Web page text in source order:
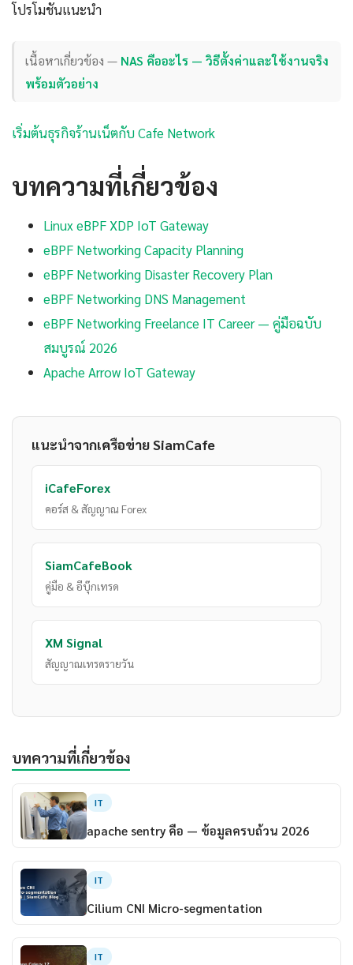
โปรโมชันแนะนำ
เนื้อหาเกี่ยวข้อง — NAS คืออะไร — วิธีตั้งค่าและใช้งานจริง
พร้อมตัวอย่าง
เริ่มต้นธุรกิจร้านเน็ตกับ Cafe Network
บทความที่เกี่ยวข้อง
Linux eBPF XDP IoT Gateway
eBPF Networking Capacity Planning
eBPF Networking Disaster Recovery Plan
eBPF Networking DNS Management
eBPF Networking Freelance IT Career — คู่มือฉบับ
สมบูรณ์ 2026
Apache Arrow IoT Gateway
แนะนำจากเครือข่าย SiamCafe
iCafeForex
คอร์ส & สัญญาณ Forex
SiamCafeBook
คู่มือ & อีบุ๊กเทรด
XM Signal
สัญญาณเทรดรายวัน
บทความที่เกี่ยวข้อง
IT
apache sentry คือ — ข้อมูลครบถ้วน 2026
IT
Cilium CNI Micro-segmentation
IT